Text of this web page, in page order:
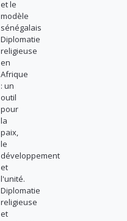
et le
modèle
sénégalais
Diplomatie
religieuse
en
Afrique
: un
outil
pour
la
paix,
le
développement
et
l'unité.
Diplomatie
religieuse
et